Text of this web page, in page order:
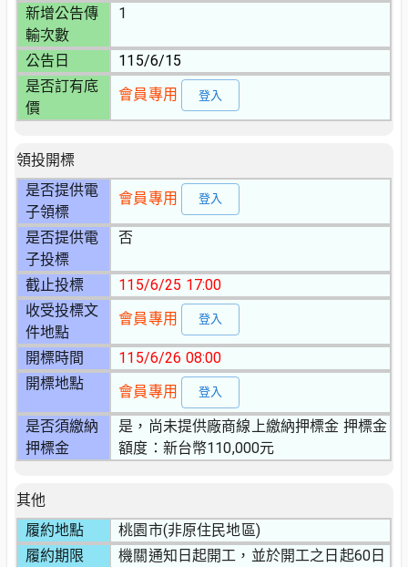
新增公告傳
輸次數
1
公告日
115/6/15
是否訂有底
價
會員專用 登入
領投開標
是否提供電
子領標
會員專用 登入
是否提供電
子投標
否
截止投標
115/6/25 17:00
收受投標文
件地點
會員專用 登入
開標時間
115/6/26 08:00
開標地點
會員專用 登入
是否須繳納
押標金
是，尚未提供廠商線上繳納押標金 押標金
額度：新台幣110,000元
其他
履約地點
桃園市(非原住民地區)
履約期限
機關通知日起開工，並於開工之日起60日